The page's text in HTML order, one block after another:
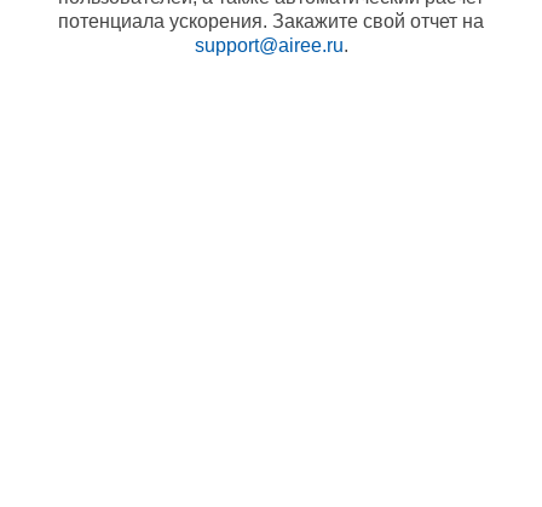
потенциала ускорения. Закажите свой отчет на
support@airee.ru.